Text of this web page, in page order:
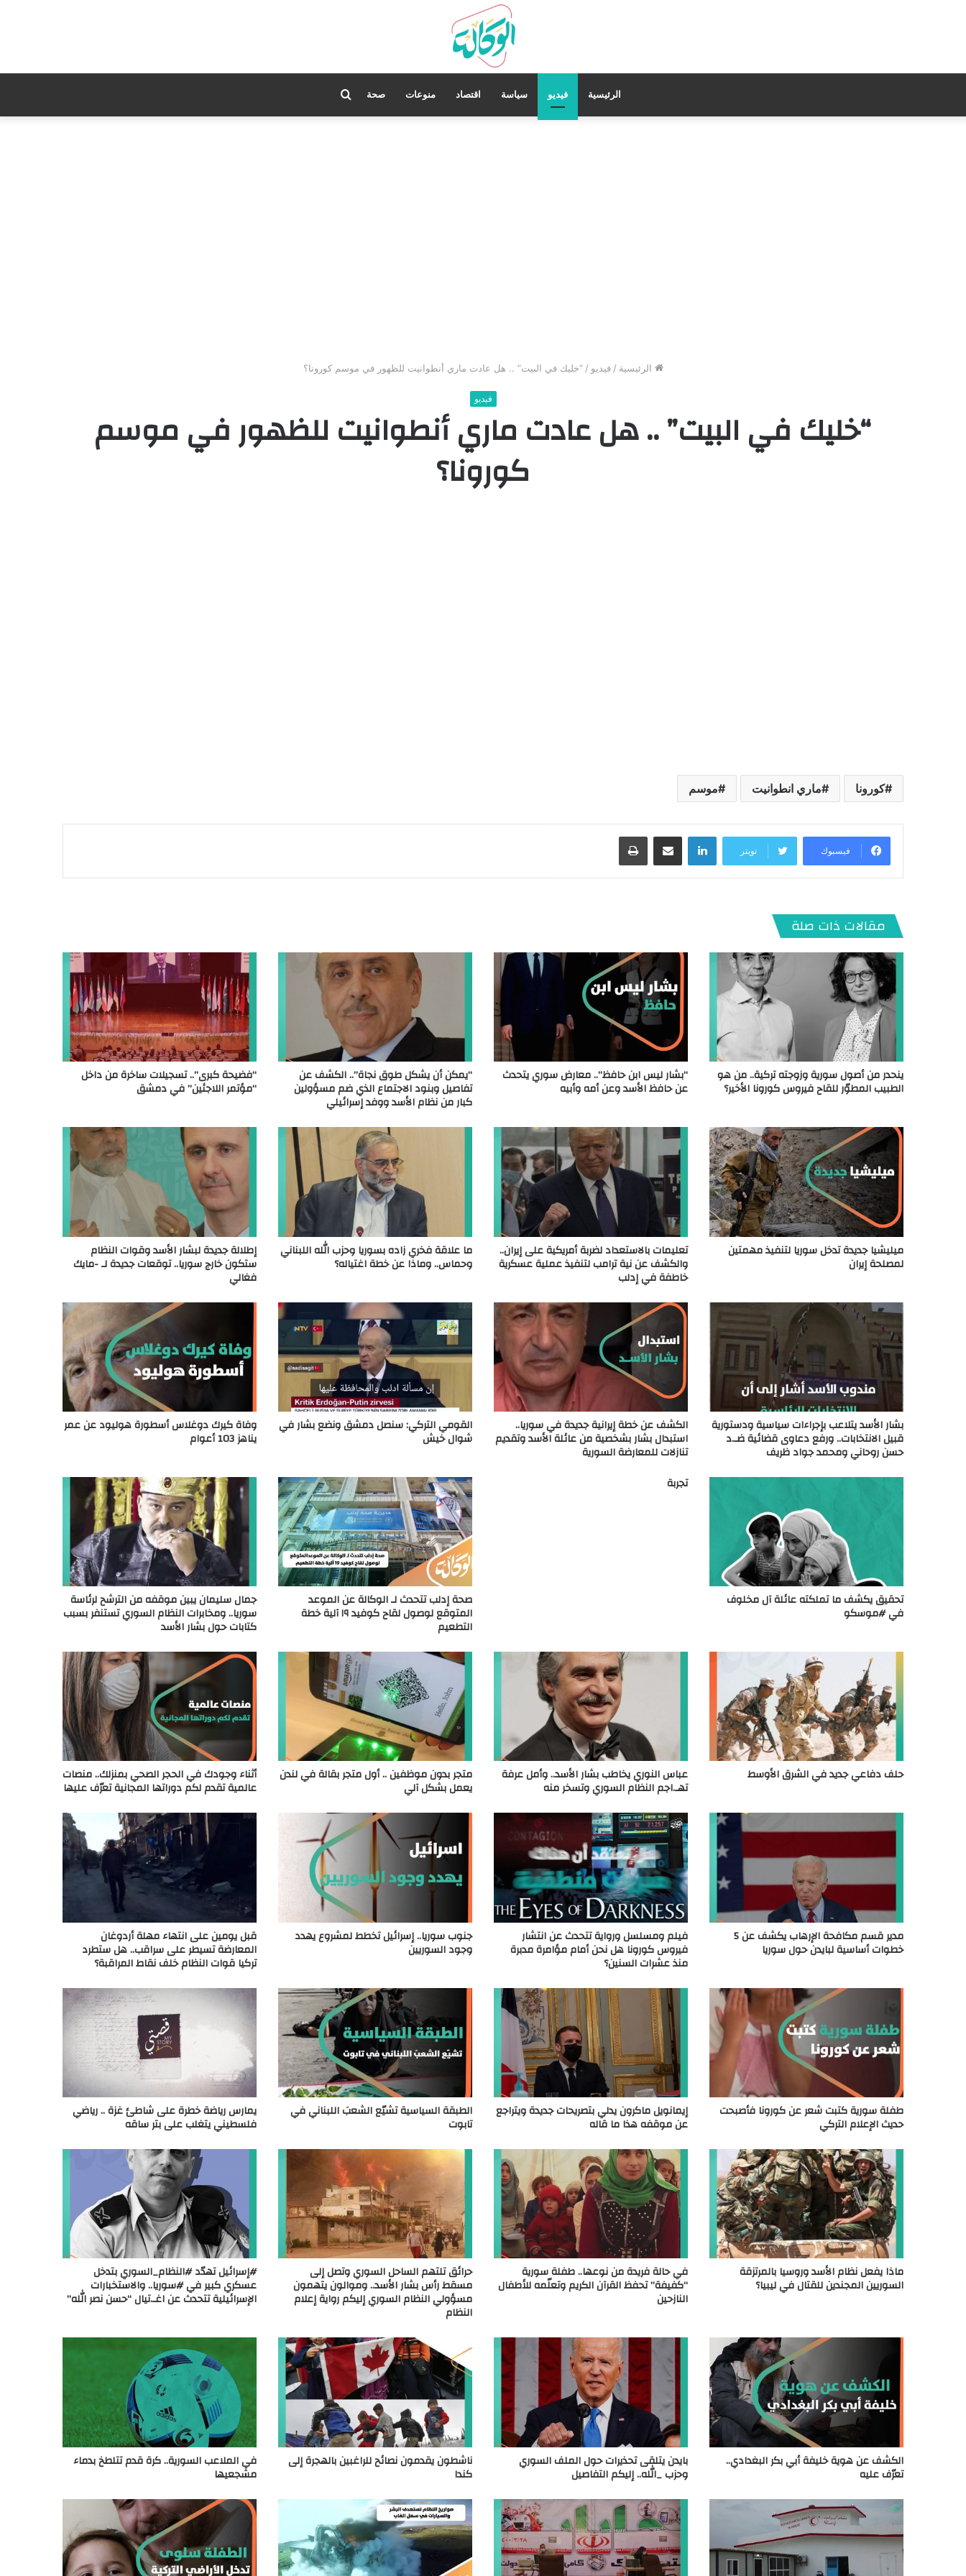
الرئيسية فيديو سياسة اقتصاد منوعات صحة
الرئيسية / فيديو / “خليك في البيت” .. هل عادت ماري أنطوانيت للظهور في موسم كورونا؟
فيديو
“خليك في البيت” .. هل عادت ماري أنطوانيت للظهور في موسم
كورونا؟
كورونا ماري انطوانيت موسم
فيسبوك تويتر
لينكدإن
مقالات ذات صلة
ينحدر من أصول سورية وزوجته تركية.. من هو
الطبيب المطوّر للقاح فيروس كورونا الأخير؟
“بشار ليس ابن حافظ”.. معارض سوري يتحدث
عن حافظ الأسد وعن أمه وأبيه
“يمكن أن يشكل طوق نجاة”.. الكشف عن
تفاصيل وبنود الاجتماع الذي ضم مسؤولين
كبار من نظام الأسد ووفد إسرائيلي
“فضيحة كبرى”.. تسجيلات ساخرة من داخل
“مؤتمر اللاجئين” في دمشق
ميليشيا جديدة تدخل سوريا لتنفيذ مهمتين
لمصلحة إيران
تعليمات بالاستعداد لضربة أمريكية على إيران..
والكشف عن نية ترامب لتنفيذ عملية عسكرية
خاطفة في إدلب
ما علاقة فخري زاده بسوريا وحزب الله اللبناني
وحماس.. وماذا عن خطة اغتياله؟
إطلالة جديدة لبشار الأسد وقوات النظام
ستكون خارج سوريا.. توقعات جديدة لـ -مايك
فغالي
بشار الأسد يتلاعب بإجراءات سياسية ودستورية
قبيل الانتخابات.. ورفع دعاوى قضائية ضـ.د
حسن روحاني ومحمد جواد ظريف
الكشف عن خطة إيرانية جديدة في سوريا..
استبدال بشار بشخصية من عائلة الأسد وتقديم
تنازلات للمعارضة السورية
القومي التركي: سنصل دمشق ونضع بشار في
شوال خيش
وفاة كيرك دوغلاس أسطورة هوليود عن عمر
يناهز 103 أعوام
تحقيق يكشف ما تملكته عائلة آل مخلوف
في #موسكو
تجربة
صحة إدلب تتحدث لـ الوكالة عن الموعد
المتوقع لوصول لقاح كوفيد ١٩ آلية خطة
التطعيم
جمال سليمان يبين موقفه من الترشح لرئاسة
سوريا.. ومخابرات النظام السوري تستنفر بسبب
كتابات حول بشار الأسد
حلف دفاعي جديد في الشرق الأوسط عباس النوري يخاطب بشار الأسد.. وأمل عرفة
تهـ.اجم النظام السوري وتسخر منه
متجر بدون موظفين .. أول متجر بقالة في لندن
يعمل بشكل آلي
أثناء وجودك في الحجر الصحي بمنزلك.. منصات
عالمية تقدم لكم دوراتها المجانية تعرّف عليها
مدير قسم مكافحة الإرهاب يكشف عن 5
خطوات أساسية لبايدن حول سوريا
فيلم ومسلسل ورواية تتحدث عن انتشار
فيروس كورونا هل نحن أمام مؤامرة مدبرة
منذ عشرات السنين؟
جنوب سوريا.. إسرائيل تخطط لمشروع يهدد
وجود السوريين
قبل يومين على انتهاء مهلة أردوغان
المعارضة تسيطر على سراقب.. هل ستطرد
تركيا قوات النظام خلف نقاط المراقبة؟
طفلة سورية كتبت شعر عن كورونا فأصبحت
حديث الإعلام التركي
إيمانويل ماكرون يدلي بتصريحات جديدة ويتراجع
عن موقفه هذا ما قاله
الطبقة السياسية تشيّع الشعبَ اللبناني في
تابوت
يمارس رياضة خطرة على شاطئ غزة .. رياضي
فلسطيني يتغلب على بتر ساقه
ماذا يفعل نظام الأسد وروسيا بالمرتزقة
السوريين المجندين للقتال في ليبيا؟
في حالة فريدة من نوعها.. طفلة سورية
“كفيفة” تحفظ القرآن الكريم وتعلّمه للأطفال
النازحين
حرائق تلتهم الساحل السوري وتصل إلى
مسقط رأس بشار الأسد.. وموالون يتهمون
مسؤولي النظام السوري إليكم رواية إعلام
النظام
#إسرائيل تهدّد #النظام_السوري بتدخل
عسكري كبير في #سوريا.. والاستخبارات
الإسرائيلية تتحدث عن اغـ.تيال “حسن نصر الله”
الكشف عن هوية خليفة أبي بكر البغدادي..
تعرّف عليه
بايدن يتلقى تحذيرات حول الملف السوري
وحزب _الله.. إليكم التفاصيل
ناشطون يقدمون نصائح للراغبين بالهجرة إلى
كندا
في الملاعب السورية.. كرة قدم تتلطخ بدماء
مشجعيها